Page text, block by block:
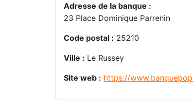
Adresse de la banque :
23 Place Dominique Parrenin
Code postal : 25210
Ville : Le Russey
Site web : https://